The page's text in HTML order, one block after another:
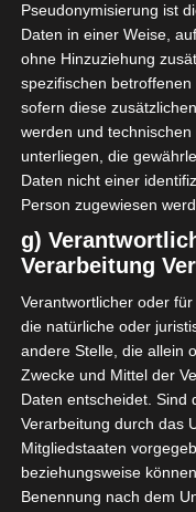
Trotz eines
der 30. Minute
Partie gegen CA
zweier Tore in
Zoghlami (46′) und
Auf dem Spielfeld
das Nötigste,
aus Mahdia die 3
des Spiels
Mohamed Amine
ein Eigentor.
Samstag, 16 Okt
Mit Toren durch
Jebali (62′)
Spitzenspiel des
Pseudonymisierung ist
Daten in einer Weise,
ohne Hinzuziehung
spezifischen
sofern diese
werden und
unterliegen, die
Daten nicht einer
Person zugewiesen
g)
Verarbeitung
Verantwortlicher oder
die natürliche oder
andere Stelle, die allein
Zwecke und Mittel der
Daten entscheidet. Sind
Verarbeitung durch das
Mitgliedstaaten
beziehungsweise
Benennung nach dem